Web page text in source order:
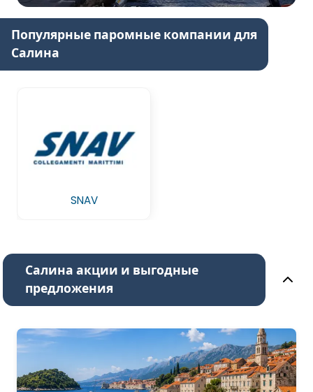
Популярные паромные компании для
Салина
SNAV
Салина акции и выгодные
предложения